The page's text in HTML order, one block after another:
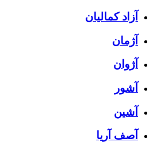
آزاد کمالیان
آژمان
آژوان
آشور
آشین
آصف آریا